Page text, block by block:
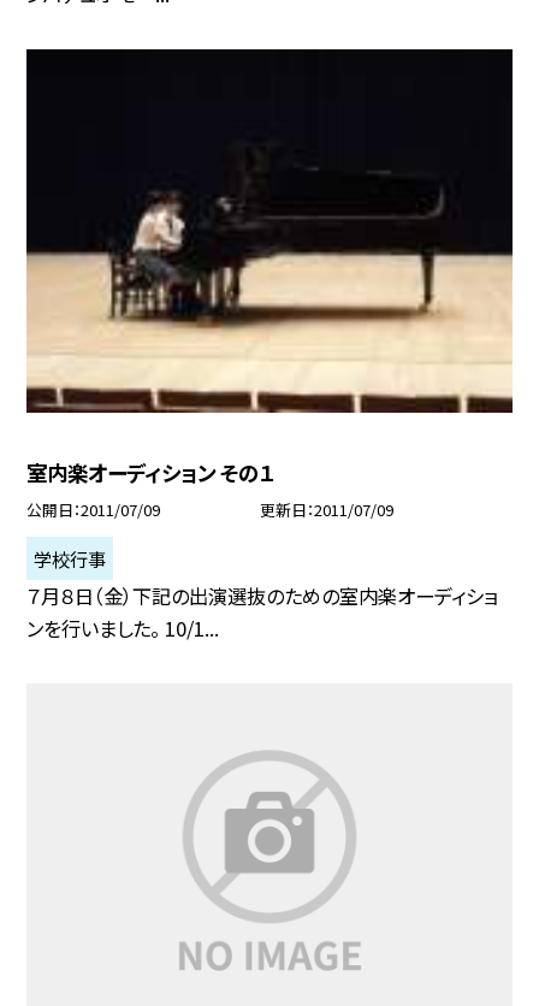
室内楽オーディション その１
公開日 2011/07/09 更新日 2011/07/09
学校行事
７月８日（金）下記の出演選抜のための室内楽オーディショ
ンを行いました。 10/1...